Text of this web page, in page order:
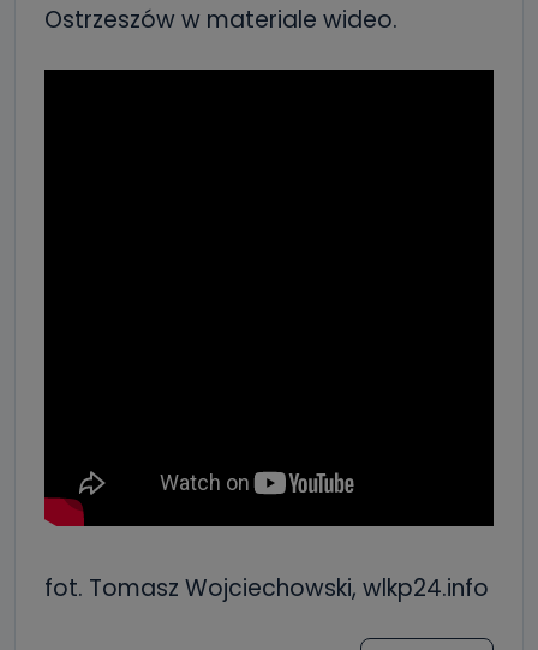
Ostrzeszów w materiale wideo.
fot. Tomasz Wojciechowski, wlkp24.info